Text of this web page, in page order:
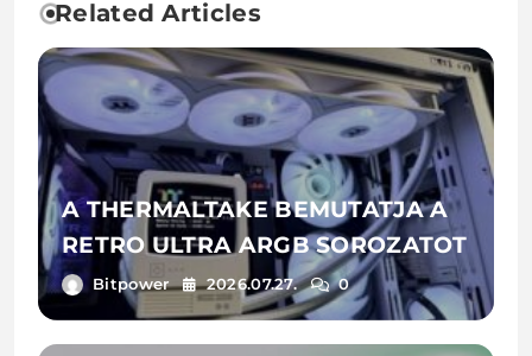
Related Articles
A THERMALTAKE BEMUTATJA A
RETRO ULTRA ARGB SOROZATOT
Bitpower 2026.07.27. 0